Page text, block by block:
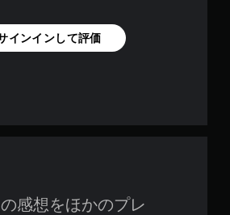
インインして評価
感想をほかのプレ